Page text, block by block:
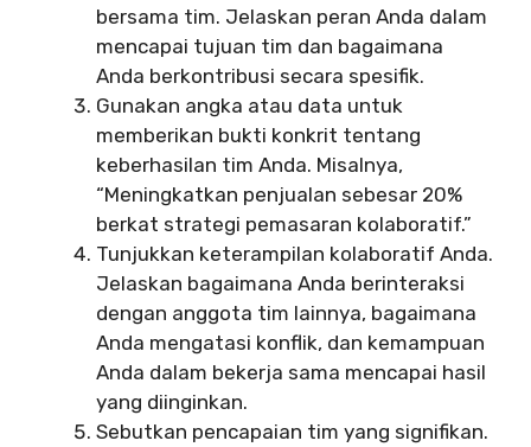
bersama tim. Jelaskan peran Anda dalam
mencapai tujuan tim dan bagaimana
Anda berkontribusi secara spesifik.
Gunakan angka atau data untuk
memberikan bukti konkrit tentang
keberhasilan tim Anda. Misalnya,
“Meningkatkan penjualan sebesar 20%
berkat strategi pemasaran kolaboratif.”
Tunjukkan keterampilan kolaboratif Anda.
Jelaskan bagaimana Anda berinteraksi
dengan anggota tim lainnya, bagaimana
Anda mengatasi konflik, dan kemampuan
Anda dalam bekerja sama mencapai hasil
yang diinginkan.
Sebutkan pencapaian tim yang signifikan.